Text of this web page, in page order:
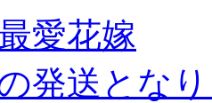
愛花嫁
発送とな